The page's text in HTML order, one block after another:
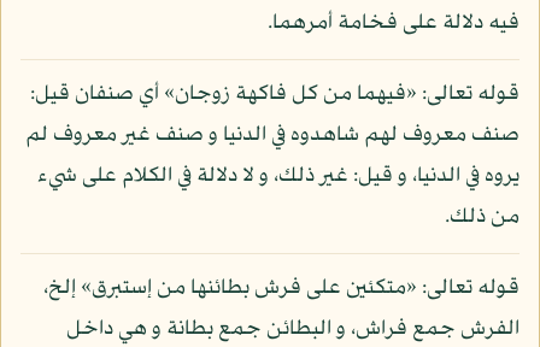
فيه دلالة على فخامة أمرهما.
قوله تعالى: «فيهما من كل فاكهة زوجان» أي صنفان قيل:
صنف معروف لهم شاهدوه في الدنيا و صنف غير معروف لم
يروه في الدنيا، و قيل: غير ذلك، و لا دلالة في الكلام على شيء
من ذلك.
قوله تعالى: «متكئين على فرش بطائنها من إستبرق» إلخ،
الفرش جمع فراش، و البطائن جمع بطانة و هي داخل